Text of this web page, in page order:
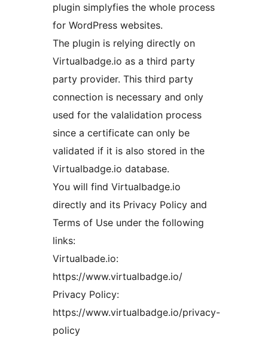
plugin simplyfies the whole process
for WordPress websites.
The plugin is relying directly on
Virtualbadge.io as a third party
party provider. This third party
connection is necessary and only
used for the valalidation process
since a certificate can only be
validated if it is also stored in the
Virtualbadge.io database.
You will find Virtualbadge.io
directly and its Privacy Policy and
Terms of Use under the following
links:
Virtualbade.io:
https://www.virtualbadge.io/
Privacy Policy:
https://www.virtualbadge.io/privacy-
policy